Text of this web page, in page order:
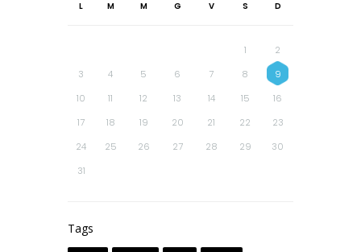
L M M G V S D
1
2
3
4 5 6 7 8
9
10
11 12 13 14 15
16
17
18 19 20 21 22
23
24
25 26 27 28 29
30
31
Tags